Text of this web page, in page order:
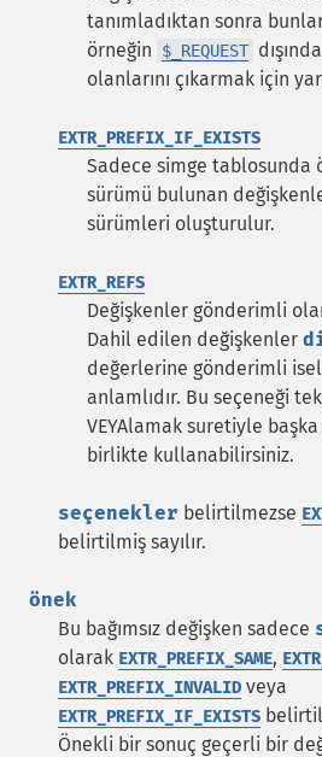
tanımladıktan sonra
örneğin
$_REQUEST
olanlarını çıkarmak için
EXTR_PREFIX_IF_EXISTS
Sadece simge tablosunda
sürümü bulunan
sürümleri oluşturulur.
EXTR_REFS
Değişkenler gönderimli
Dahil edilen değişkenler
değerlerine gönderimli
anlamlıdır. Bu seçeneği
VEYAlamak suretiyle
birlikte kullanabilirsiniz.
seçenekler belirtilmezse
belirtilmiş sayılır.
önek
Bu bağımsız değişken sadece
olarak EXTR_PREFIX_SAME,
EXTR_PREFIX_INVALID veya
EXTR_PREFIX_IF_EXISTS
Önekli bir sonuç geçerli bir